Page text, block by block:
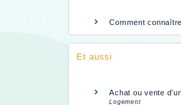
Comment
Et aussi
Achat ou vente
Logement